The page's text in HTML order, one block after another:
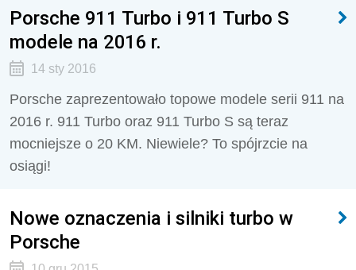
Porsche 911 Turbo i 911 Turbo S
modele na 2016 r.
14 sty 2016
Porsche zaprezentowało topowe modele serii 911 na
2016 r. 911 Turbo oraz 911 Turbo S są teraz
mocniejsze o 20 KM. Niewiele? To spójrzcie na
osiągi!
Nowe oznaczenia i silniki turbo w
Porsche